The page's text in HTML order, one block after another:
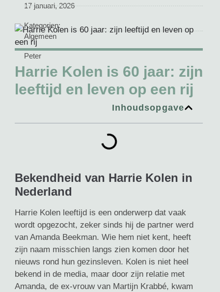
17 januari, 2026
Kategorien:
Algemeen
Peter
Harrie Kolen is 60 jaar: zijn
leeftijd en leven op een rij
Inhoudsopgave
Bekendheid van Harrie Kolen in
Nederland
Harrie Kolen leeftijd is een onderwerp dat vaak
wordt opgezocht, zeker sinds hij de partner werd
van Amanda Beekman. Wie hem niet kent, heeft
zijn naam misschien langs zien komen door het
nieuws rond hun gezinsleven. Kolen is niet heel
bekend in de media, maar door zijn relatie met
Amanda, de ex-vrouw van Martijn Krabbé, kwam